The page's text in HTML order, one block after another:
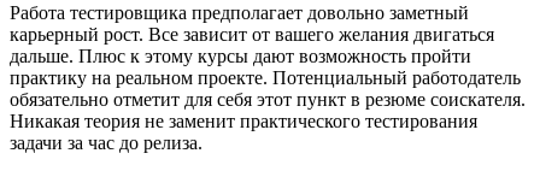
Работа тестировщика предполагает довольно заметный
карьерный рост. Все зависит от вашего желания двигаться
дальше. Плюс к этому курсы дают возможность пройти
практику на реальном проекте. Потенциальный работодатель
обязательно отметит для себя этот пункт в резюме соискателя.
Никакая теория не заменит практического тестирования
задачи за час до релиза.